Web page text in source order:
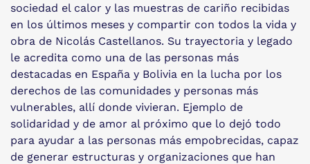
sociedad el calor y las muestras de cariño recibidas
en los últimos meses y compartir con todos la vida y
obra de Nicolás Castellanos. Su trayectoria y legado
le acredita como una de las personas más
destacadas en España y Bolivia en la lucha por los
derechos de las comunidades y personas más
vulnerables, allí donde vivieran. Ejemplo de
solidaridad y de amor al próximo que lo dejó todo
para ayudar a las personas más empobrecidas, capaz
de generar estructuras y organizaciones que han